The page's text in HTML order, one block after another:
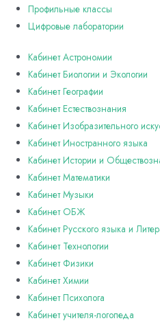
Профильные классы
Цифровые лаборатории
Кабинет Астрономии
Кабинет Биологии и Экологии
Кабинет Географии
Кабинет Естествознания
Кабинет Изобразительного
Кабинет Иностранного языка
Кабинет Истории и
Кабинет Математики
Кабинет Музыки
Кабинет ОБЖ
Кабинет Русского языка и
Кабинет Технологии
Кабинет Физики
Кабинет Химии
Кабинет Психолога
Кабинет учителя-логопеда